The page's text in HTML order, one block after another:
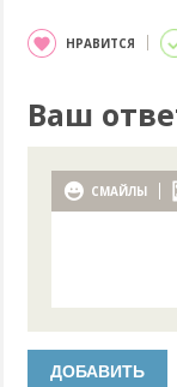
НРАВИТСЯ
Ваш
СМАЙЛЫ